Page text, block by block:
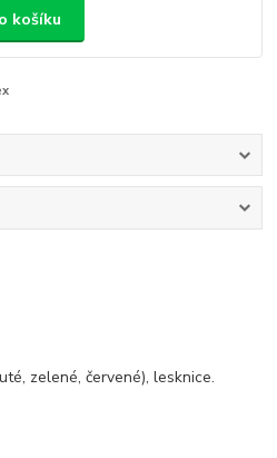
košíku
zelené, červené), lesknice.